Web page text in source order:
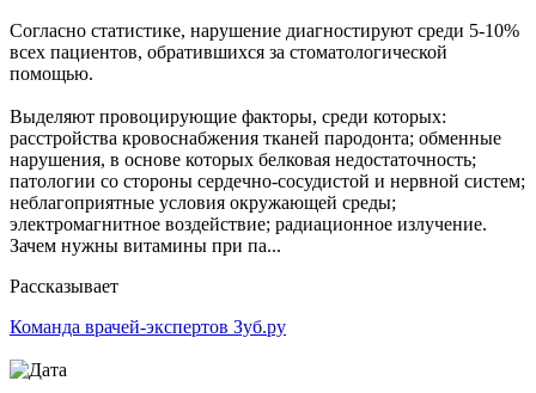
Согласно статистике, нарушение диагностируют среди 5-10%
всех пациентов, обратившихся за стоматологической
помощью.
Выделяют провоцирующие факторы, среди которых:
расстройства кровоснабжения тканей пародонта; обменные
нарушения, в основе которых белковая недостаточность;
патологии со стороны сердечно-сосудистой и нервной систем;
неблагоприятные условия окружающей среды;
электромагнитное воздействие; радиационное излучение.
Зачем нужны витамины при па...
Рассказывает
Команда врачей-экспертов Зуб.ру